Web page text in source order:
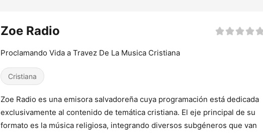
Zoe Radio
Proclamando Vida a Travez De La Musica Cristiana
Cristiana
Zoe Radio es una emisora salvadoreña cuya programación está dedicada
exclusivamente al contenido de temática cristiana. El eje principal de su
formato es la música religiosa, integrando diversos subgéneros que van